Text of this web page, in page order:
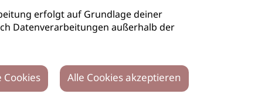
erfolgt auf Grundlage deiner
Datenverarbeitungen außerhalb der
Alle Cookies akzeptieren